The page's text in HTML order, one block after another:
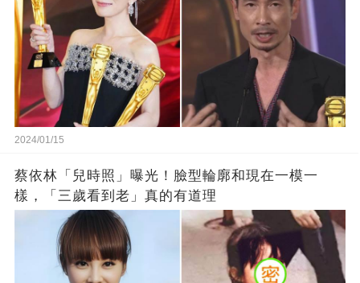
2024/01/15
蔡依林「兒時照」曝光！臉型輪廓和現在一模一
樣，「三歲看到老」真的有道理